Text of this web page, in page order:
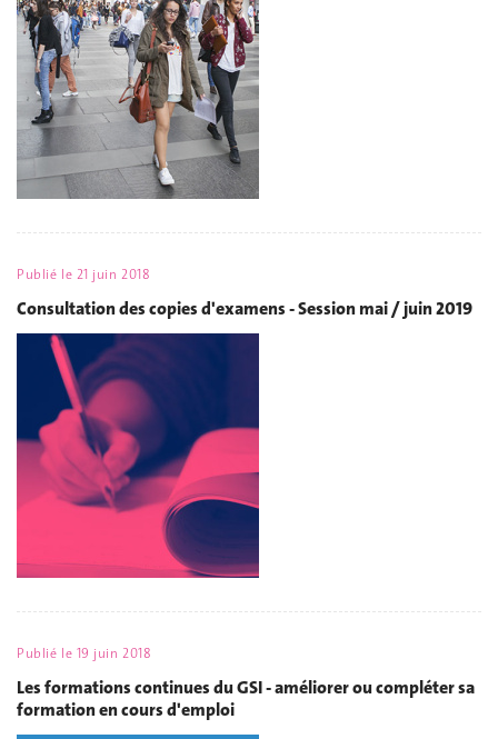
Publié le 21 juin 2018
Consultation des copies d'examens - Session mai / juin 2019
Publié le 19 juin 2018
Les formations continues du GSI - améliorer ou compléter sa
formation en cours d'emploi